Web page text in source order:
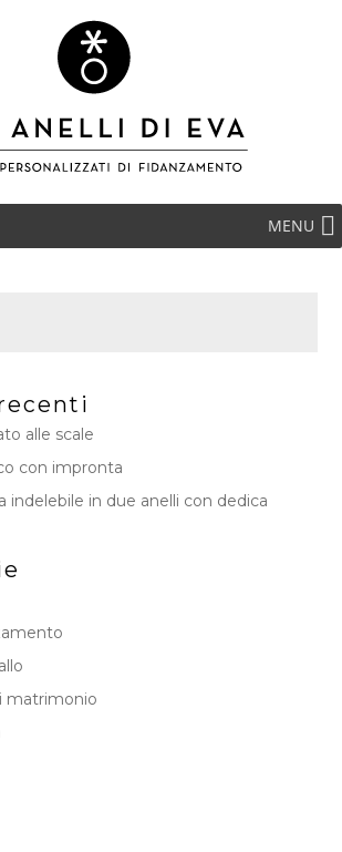
MENU
alle scale
con impronta
indelebile in due anelli con dedica
matrimonio